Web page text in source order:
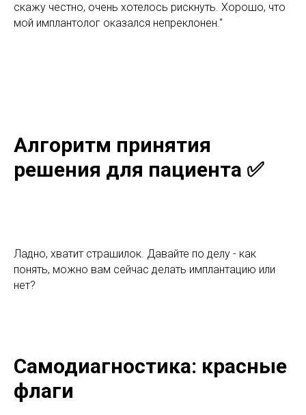
скажу честно, очень хотелось рискнуть. Хорошо, что
мой имплантолог оказался непреклонен."
Алгоритм принятия
решения для пациента ✅
Ладно, хватит страшилок. Давайте по делу - как
понять, можно вам сейчас делать имплантацию или
нет?
Самодиагностика: красные
флаги